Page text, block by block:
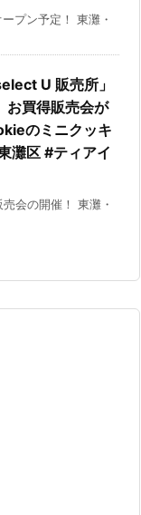
プン予定！ 東灘・
U 販売所」
お買得販売会が
のミニクッキ
灘区 #ティアイ
会の開催！ 東灘・